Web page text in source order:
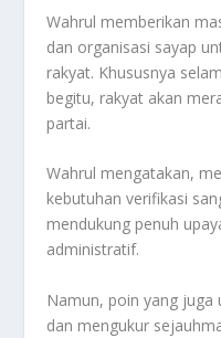
Wahrul memberikan
dan organisasi sayap
rakyat. Khususnya
begitu, rakyat akan
partai.
Wahrul mengatakan,
kebutuhan verifikasi
mendukung penuh
administratif.
Namun, poin yang
dan mengukur